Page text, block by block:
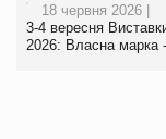
18 червня 2026 |
3-4 вересня
2026: Власна марка